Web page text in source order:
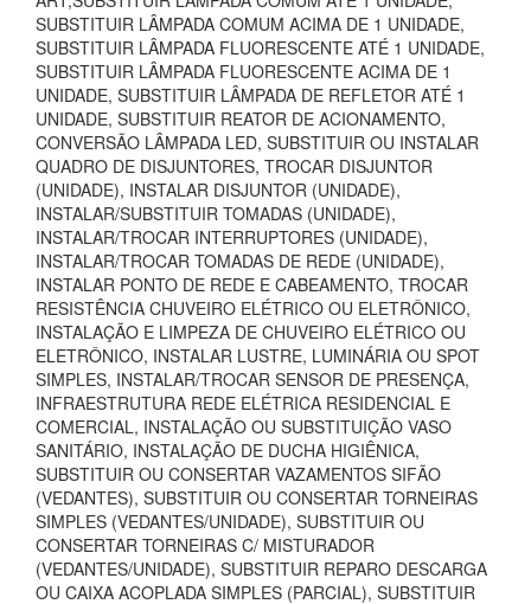
SUBSTITUIR LÂMPADA COMUM ACIMA DE 1 UNIDADE,
SUBSTITUIR LÂMPADA FLUORESCENTE ATÉ 1 UNIDADE,
SUBSTITUIR LÂMPADA FLUORESCENTE ACIMA DE 1
UNIDADE, SUBSTITUIR LÂMPADA DE REFLETOR ATÉ 1
UNIDADE, SUBSTITUIR REATOR DE ACIONAMENTO,
CONVERSÃO LÂMPADA LED, SUBSTITUIR OU INSTALAR
QUADRO DE DISJUNTORES, TROCAR DISJUNTOR
(UNIDADE), INSTALAR DISJUNTOR (UNIDADE),
INSTALAR/SUBSTITUIR TOMADAS (UNIDADE),
INSTALAR/TROCAR INTERRUPTORES (UNIDADE),
INSTALAR/TROCAR TOMADAS DE REDE (UNIDADE),
INSTALAR PONTO DE REDE E CABEAMENTO, TROCAR
RESISTÊNCIA CHUVEIRO ELÉTRICO OU ELETRÔNICO,
INSTALAÇÃO E LIMPEZA DE CHUVEIRO ELÉTRICO OU
ELETRÔNICO, INSTALAR LUSTRE, LUMINÁRIA OU SPOT
SIMPLES, INSTALAR/TROCAR SENSOR DE PRESENÇA,
INFRAESTRUTURA REDE ELÉTRICA RESIDENCIAL E
COMERCIAL, INSTALAÇÃO OU SUBSTITUIÇÃO VASO
SANITÁRIO, INSTALAÇÃO DE DUCHA HIGIÊNICA,
SUBSTITUIR OU CONSERTAR VAZAMENTOS SIFÃO
(VEDANTES), SUBSTITUIR OU CONSERTAR TORNEIRAS
SIMPLES (VEDANTES/UNIDADE), SUBSTITUIR OU
CONSERTAR TORNEIRAS C/ MISTURADOR
(VEDANTES/UNIDADE), SUBSTITUIR REPARO DESCARGA
OU CAIXA ACOPLADA SIMPLES (PARCIAL), SUBSTITUIR